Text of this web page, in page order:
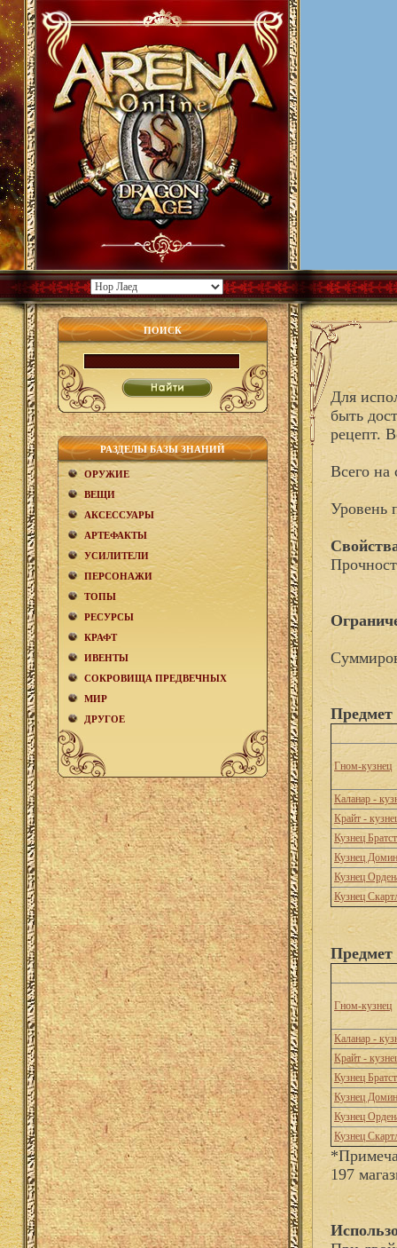
ПОИСК
РАЗДЕЛЫ БАЗЫ ЗНАНИЙ
ОРУЖИЕ
ВЕЩИ
АКCЕСCУАРЫ
АРТЕФАКТЫ
УСИЛИТЕЛИ
ПЕРСОНАЖИ
ТОПЫ
РЕСУРСЫ
КРАФТ
ИВЕНТЫ
СОКРОВИЩА ПРЕДВЕЧНЫХ
МИР
ДРУГОЕ
Для
быть
рецепт.
Всего на
Уровень
Гном-кузнец
Каланар -
Крайт -
Кузнец
Кузнец
Кузнец
Кузнец
Гном-кузнец
Каланар -
Крайт -
Кузнец
Кузнец
Кузнец
Кузнец
197